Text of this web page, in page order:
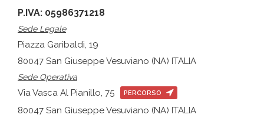
P.IVA: 05986371218
Sede Legale
Piazza Garibaldi, 19
80047 San Giuseppe Vesuviano (NA) ITALIA
Sede Operativa
Via Vasca Al Pianillo, 75 PERCORSO
80047 San Giuseppe Vesuviano (NA) ITALIA